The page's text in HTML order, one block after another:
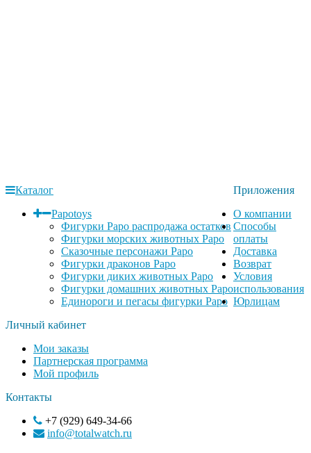
Каталог
Papotoys
Фигурки Papo распродажа остатков
Фигурки морских животных Papo
Сказочные персонажи Papo
Фигурки драконов Papo
Фигурки диких животных Papo
Фигурки домашних животных Papo
Единороги и пегасы фигурки Papo
Приложения
О компании
Способы
оплаты
Доставка
Возврат
Условия
использования
Юрлицам
Личный кабинет
Мои заказы
Партнерская программа
Мой профиль
Контакты
+7 (929) 649-34-66
info@totalwatch.ru